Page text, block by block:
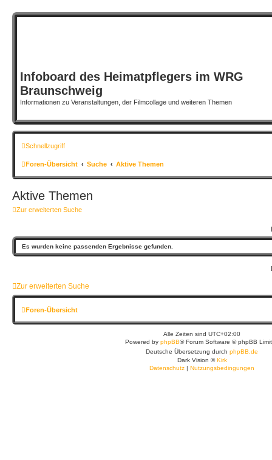
Infoboard des Heimatpflegers im WRG
Braunschweig
Informationen zu Veranstaltungen, der Filmcollage und weiteren Themen
Schnellzugriff
Foren-Übersicht Suche Aktive Themen
Aktive Themen
Zur erweiterten Suche
Es wurden keine passenden Ergebnisse gefunden.
Zur erweiterten Suche
Foren-Übersicht
Alle Zeiten sind UTC+02:00
Powered by phpBB® Forum Software © phpBB
Deutsche Übersetzung durch phpBB.de
Dark Vision ©Kirk
Datenschutz | Nutzungsbedingungen